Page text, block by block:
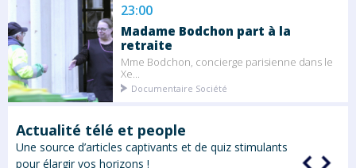
23:00
Madame Bodchon part à la
retraite
Mme Bodchon, concierge parisienne dans le
Xe...
Documentaire Société
Actualité télé et people
Une source d’articles captivants et de quiz stimulants
pour élargir vos horizons !